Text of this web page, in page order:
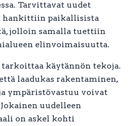
Tarvittavat uudet
hankittiin paikallisista
jolloin samalla tuettiin
elinvoimaisuutta.
käytännön tekoja.
laadukas rakentaminen,
ympäristövastuu voivat
uudelleen
on askel kohti